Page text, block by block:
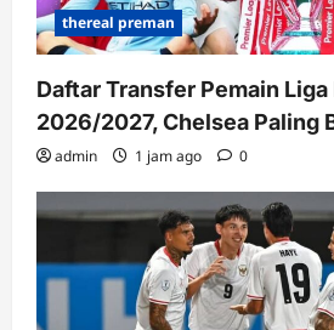
thereal preman
Daftar Transfer Pemain
2026/2027, Chelsea Paling
admin 1 jam ago 0